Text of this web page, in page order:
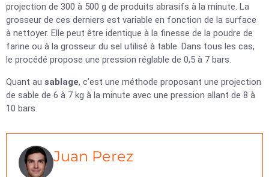
projection de 300 à 500 g de produits abrasifs à la minute. La
grosseur de ces derniers est variable en fonction de la surface
à nettoyer. Elle peut être identique à la finesse de la poudre de
farine ou à la grosseur du sel utilisé à table. Dans tous les cas,
le procédé propose une pression réglable de 0,5 à 7 bars.
Quant au sablage, c’est une méthode proposant une projection
de sable de 6 à 7 kg à la minute avec une pression allant de 8 à
10 bars.
Juan Perez